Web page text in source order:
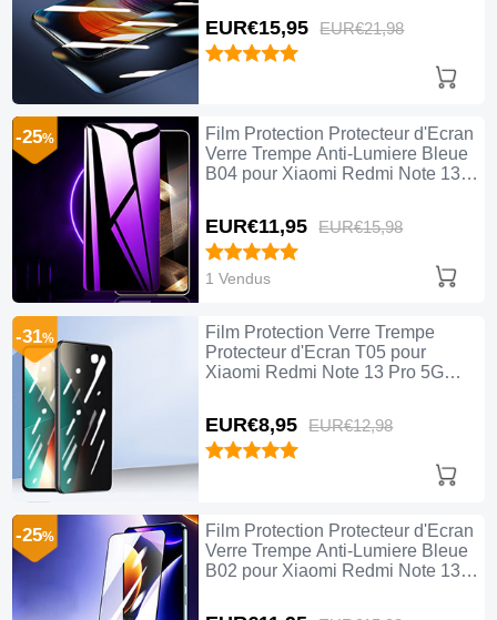
EUR€15,95 EUR€21,98
Film Protection Protecteur d'Ecran
Verre Trempe Anti-Lumiere Bleue
B04 pour Xiaomi Redmi Note 13
EUR€11,95 EUR€15,98
-25%
1 Vendus
Film Protection Verre Trempe
Protecteur d'Ecran T05 pour
Xiaomi Redmi Note 13 Pro 5G
EUR€8,95 EUR€12,98
-31%
Film Protection Protecteur d'Ecran
Verre Trempe Anti-Lumiere Bleue
B02 pour Xiaomi Redmi Note 13
-25%